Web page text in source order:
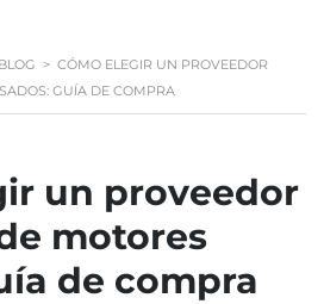
BLOG > CÓMO ELEGIR UN PROVEEDOR
GUÍA DE COMPRA
un proveedor
motores
de compra